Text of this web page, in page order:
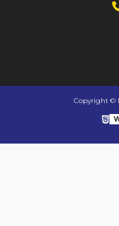
Copyright ©